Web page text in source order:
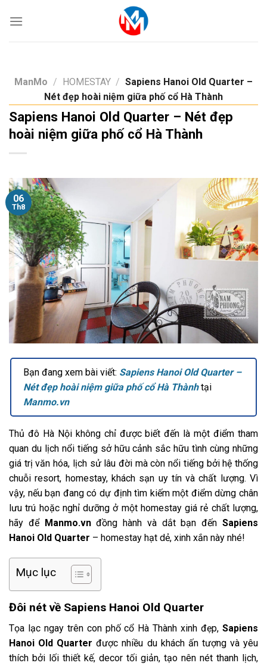
ManMo / HOMESTAY / Sapiens Hanoi Old Quarter –
Nét đẹp hoài niệm giữa phố cổ Hà Thành
Sapiens Hanoi Old Quarter – Nét đẹp
hoài niệm giữa phố cổ Hà Thành
06
Th8
Bạn đang xem bài viết: Sapiens Hanoi Old Quarter –
Nét đẹp hoài niệm giữa phố cổ Hà Thànhtại
Manmo.vn
Thủ đô Hà Nội không chỉ được biết đến là một điểm tham
quan du lịch nổi tiếng sở hữu cảnh sắc hữu tình cùng những
giá trị văn hóa, lịch sử lâu đời mà còn nổi tiếng bởi hệ thống
chuỗi resort, homestay, khách sạn uy tín và chất lượng. Vì
vậy, nếu bạn đang có dự định tìm kiếm một điểm dừng chân
lưu trú hoặc nghỉ dưỡng ở một homestay giá rẻ chất lượng,
hãy để Manmo.vnđồng hành và dắt bạn đếnSapiens
Hanoi Old Quarter – homestay hạt dẻ, xinh xắn này nhé!
Mục lục
Đôi nét về Sapiens Hanoi Old Quarter
Tọa lạc ngay trên con phố cổ Hà Thành xinh đẹp, Sapiens
Hanoi Old Quarterđược nhiều du khách ấn tượng và yêu
thích bởi lối thiết kế, decor tối giản, tạo nên nét thanh lịch,